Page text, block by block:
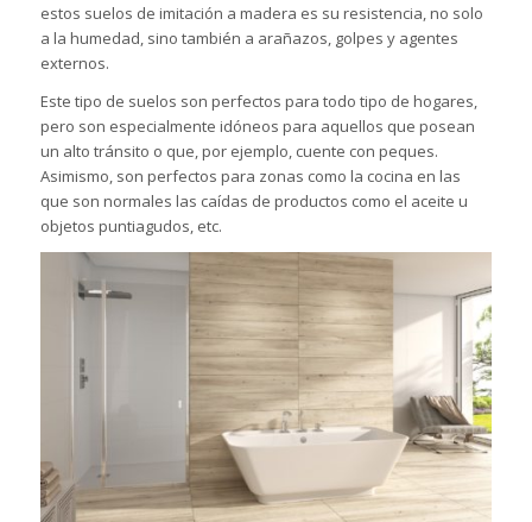
estos suelos de imitación a madera es su resistencia, no solo
a la humedad, sino también a arañazos, golpes y agentes
externos.
Este tipo de suelos son perfectos para todo tipo de hogares,
pero son especialmente idóneos para aquellos que posean
un alto tránsito o que, por ejemplo, cuente con peques.
Asimismo, son perfectos para zonas como la cocina en las
que son normales las caídas de productos como el aceite u
objetos puntiagudos, etc.